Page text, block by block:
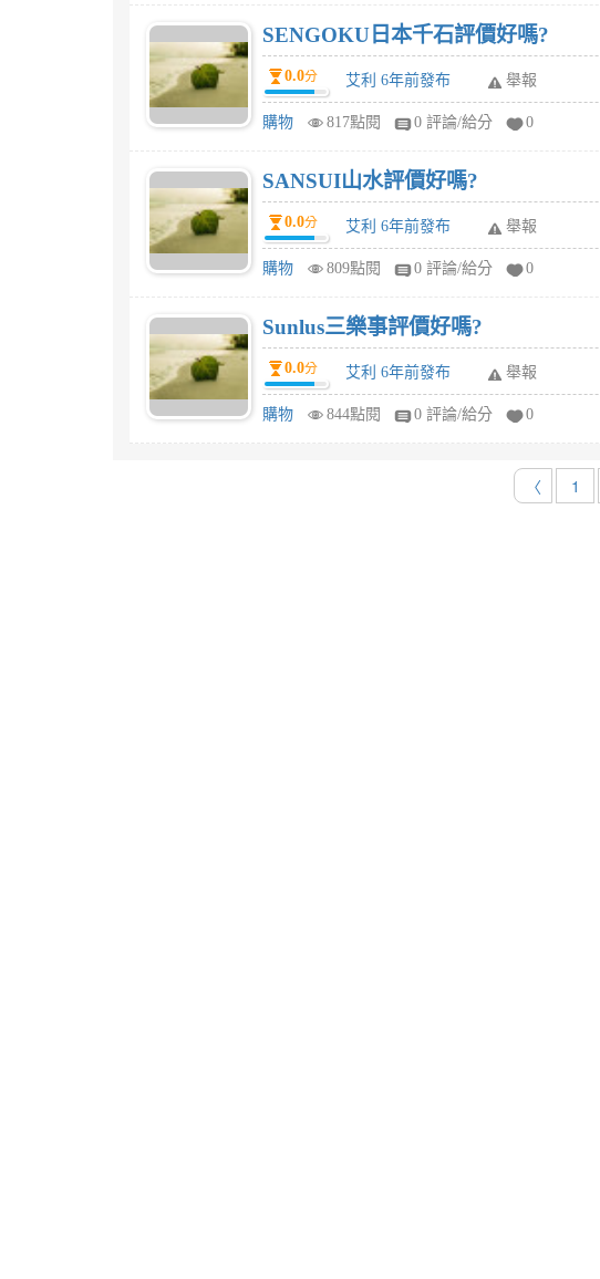
SENGOKU日本千石評價好嗎?
0.0分 艾利 6年前發布 舉報
購物 817點閱 0 評論/給分 0
SANSUI山水評價好嗎?
0.0分 艾利 6年前發布 舉報
購物 809點閱 0 評論/給分 0
Sunlus三樂事評價好嗎?
0.0分 艾利 6年前發布 舉報
購物 844點閱 0 評論/給分 0
〈 1